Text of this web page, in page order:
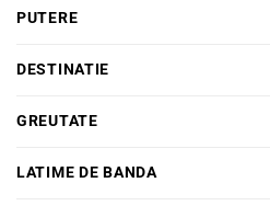
PUTERE
DESTINATIE
GREUTATE
LATIME DE BANDA